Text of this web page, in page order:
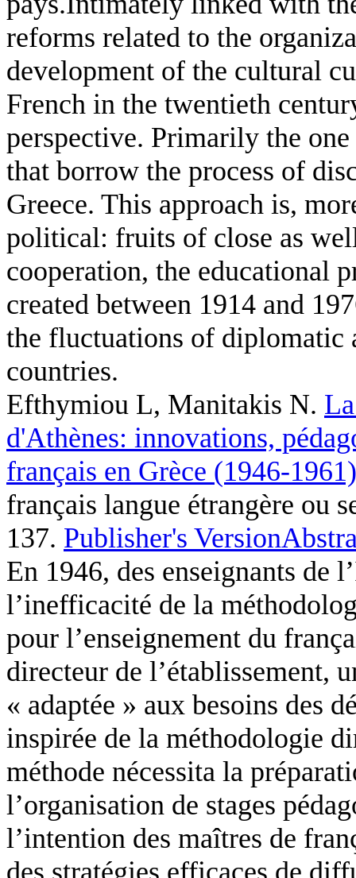
reforms related to the
development of the cultural
French in the twentieth
perspective. Primarily the
that borrow the process of
Greece. This approach is,
political: fruits of close as
cooperation, the educational
created between 1914 and
the fluctuations of diplomatic
countries.
Efthymiou L, Manitakis N.
d'Athènes: innovations,
français en Grèce (1946-1961)
français langue étrangère ou
137. Publisher's Version
En 1946, des enseignants de
l’inefficacité de la
pour l’enseignement du
directeur de l’établissement,
« adaptée » aux besoins des
inspirée de la méthodologie
méthode nécessita la
l’organisation de stages
l’intention des maîtres de
des stratégies efficaces de